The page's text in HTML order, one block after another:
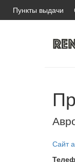
Пункты выдачи
Сайт